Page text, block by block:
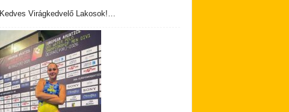
Kedves Virágkedvelő Lakosok!…